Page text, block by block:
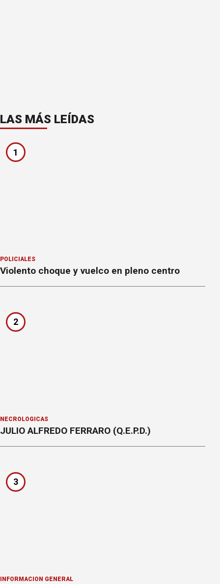
LAS MÁS LEÍDAS
1
POLICIALES
Violento choque y vuelco en pleno centro
2
NECROLÓGICAS
JULIO ALFREDO FERRARO (Q.E.P.D.)
3
INFORMACION GENERAL